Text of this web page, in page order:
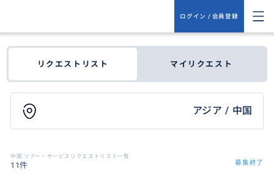
ログイン / 会員登録
リクエストリスト マイリクエスト
アジア / 中国
中国 ツアー・サービスリクエストリスト一覧
11件 募集終了